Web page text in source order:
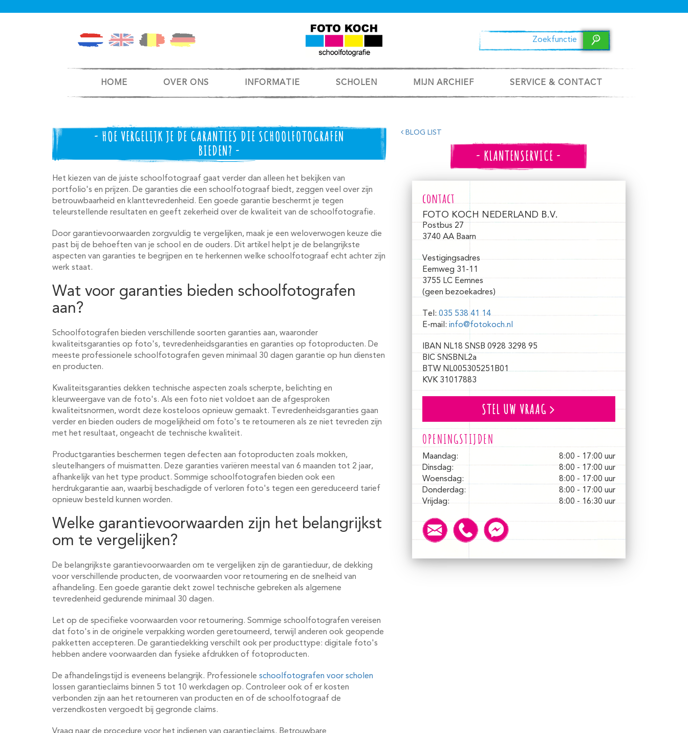
HOME OVER ONS INFORMATIE SCHOLEN MIJN ARCHIEF SERVICE & CONTACT
BLOG LIST
- HOE VERGELIJK JE DE GARANTIES DIE SCHOOLFOTOGRAFEN
BIEDEN? -
Het kiezen van de juiste schoolfotograaf gaat verder dan alleen het bekijken van
portfolio's en prijzen. De garanties die een schoolfotograaf biedt, zeggen veel over zijn
betrouwbaarheid en klanttevredenheid. Een goede garantie beschermt je tegen
teleurstellende resultaten en geeft zekerheid over de kwaliteit van de schoolfotografie.
Door garantievoorwaarden zorgvuldig te vergelijken, maak je een weloverwogen keuze die
past bij de behoeften van je school en de ouders. Dit artikel helpt je de belangrijkste
aspecten van garanties te begrijpen en te herkennen welke schoolfotograaf echt achter zijn
werk staat.
Wat voor garanties bieden schoolfotografen
aan?
Schoolfotografen bieden verschillende soorten garanties aan, waaronder
kwaliteitsgaranties op foto's, tevredenheidsgaranties en garanties op fotoproducten. De
meeste professionele schoolfotografen geven minimaal 30 dagen garantie op hun diensten
en producten.
Kwaliteitsgaranties dekken technische aspecten zoals scherpte, belichting en
kleurweergave van de foto's. Als een foto niet voldoet aan de afgesproken
kwaliteitsnormen, wordt deze kosteloos opnieuw gemaakt. Tevredenheidsgaranties gaan
verder en bieden ouders de mogelijkheid om foto's te retourneren als ze niet tevreden zijn
met het resultaat, ongeacht de technische kwaliteit.
Productgaranties beschermen tegen defecten aan fotoproducten zoals mokken,
sleutelhangers of muismatten. Deze garanties variëren meestal van 6 maanden tot 2 jaar,
afhankelijk van het type product. Sommige schoolfotografen bieden ook een
herdrukgarantie aan, waarbij beschadigde of verloren foto's tegen een gereduceerd tarief
opnieuw besteld kunnen worden.
Welke garantievoorwaarden zijn het belangrijkst
om te vergelijken?
De belangrijkste garantievoorwaarden om te vergelijken zijn de garantieduur, de dekking
voor verschillende producten, de voorwaarden voor retournering en de snelheid van
afhandeling. Een goede garantie dekt zowel technische gebreken als algemene
tevredenheid gedurende minimaal 30 dagen.
Let op de specifieke voorwaarden voor retournering. Sommige schoolfotografen vereisen
dat foto's in de originele verpakking worden geretourneerd, terwijl anderen ook geopende
pakketten accepteren. De garantiedekking verschilt ook per producttype: digitale foto's
hebben andere voorwaarden dan fysieke afdrukken of fotoproducten.
De afhandelingstijd is eveneens belangrijk. Professionele schoolfotografen voor scholen
lossen garantieclaims binnen 5 tot 10 werkdagen op. Controleer ook of er kosten
verbonden zijn aan het retourneren van producten en of de schoolfotograaf de
verzendkosten vergoedt bij gegronde claims.
- KLANTENSERVICE -
contact
FOTO KOCH NEDERLAND B.V.
Postbus 27
3740 AA Baarn
Vestigingsadres
Eemweg 31-11
3755 LC Eemnes
(geen bezoekadres)
Tel:035 538 41 14
E-mail: info@fotokoch.nl
IBAN NL18 SNSB 0928 3298 95
BIC SNSBNL2a
BTW NL005305251B01
KVK 31017883
STEL UW VRAAG
OPENINGSTIJDEN
Maandag:
8:00 - 17:00 uur
Dinsdag:
8:00 - 17:00 uur
Woensdag:
8:00 - 17:00 uur
Donderdag:
8:00 - 17:00 uur
Vrijdag:
8:00 - 16:30 uur